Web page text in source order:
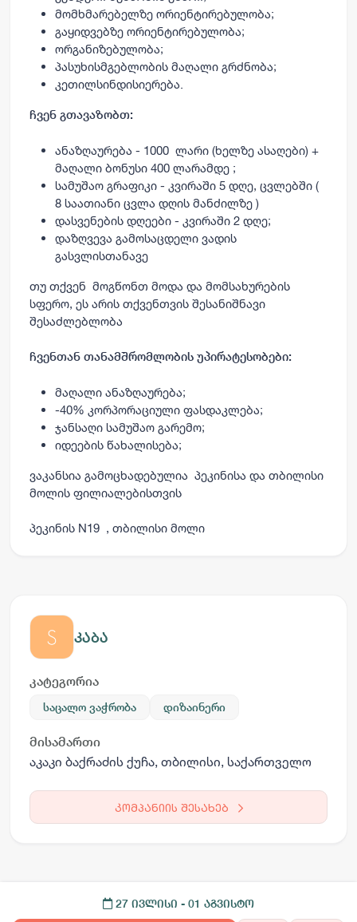
მომხმარებელზე ორიენტირებულობა;
გაყიდვებზე ორიენტირებულობა;
ორგანიზებულობა;
პასუხისმგებლობის მაღალი გრძნობა;
კეთილსინდისიერება.
ჩვენ გთავაზობთ:
ანაზღაურება - 1000 ლარი (ხელზე ასაღები) +
მაღალი ბონუსი 400 ლარამდე ;
სამუშაო გრაფიკი - კვირაში 5 დღე, ცვლებში (
8 საათიანი ცვლა დღის მანძილზე )
დასვენების დღეები - კვირაში 2 დღე;
დაზღვევა გამოსაცდელი ვადის
გასვლისთანავე
თუ თქვენ მოგწონთ მოდა და მომსახურების
სფერო, ეს არის თქვენთვის შესანიშნავი
შესაძლებლობა
ჩვენთან თანამშრომლობის უპირატესობები:
მაღალი ანაზღაურება;
-40% კორპორაციული ფასდაკლება;
ჯანსაღი სამუშაო გარემო;
იდეების წახალისება;
ვაკანსია გამოცხადებულია პეკინისა და თბილისი
მოლის ფილიალებისთვის
პეკინის N19 , თბილისი მოლი
კაბა
კატეგორია
საცალო ვაჭრობა დიზაინერი
მისამართი
აკაკი ბაქრაძის ქუჩა, თბილისი, საქართველო
კომპანიის შესახებ
27 ივლისი - 01 აგვისტო